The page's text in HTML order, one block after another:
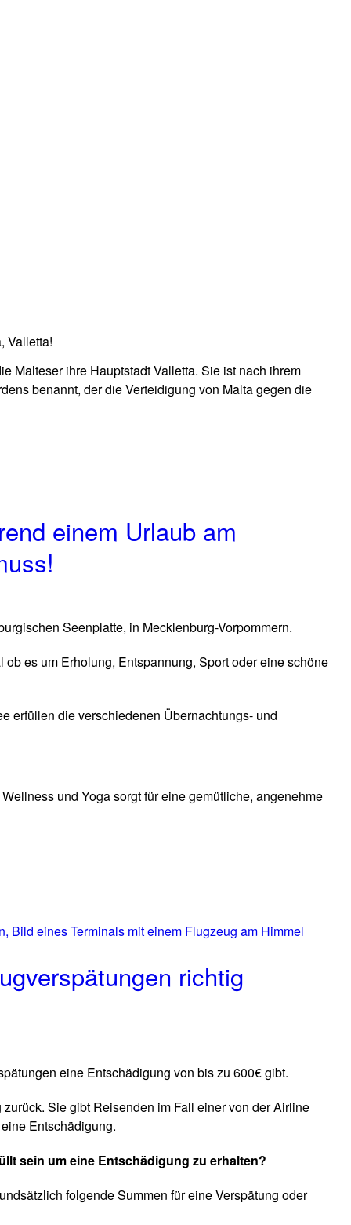
Valletta!
Malteser ihre Hauptstadt Valletta. Sie ist nach ihrem
benannt, der die Verteidigung von Malta gegen die
einem Urlaub am
Seenplatte, in Mecklenburg-Vorpommern.
es um Erholung, Entspannung, Sport oder eine schöne
erfüllen die verschiedenen Übernachtungs- und
und Yoga sorgt für eine gemütliche, angenehme
richtig
eine Entschädigung von bis zu 600€ gibt.
Sie gibt Reisenden im Fall einer von der Airline
Entschädigung.
sein um eine Entschädigung zu erhalten?
folgende Summen für eine Verspätung oder